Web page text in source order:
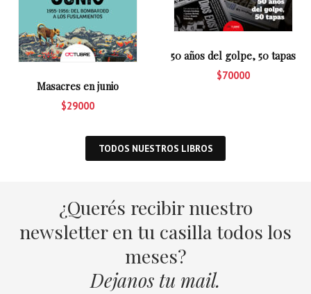
Masacres en junio
$29000
50 años del golpe, 50 tapas
$70000
TODOS NUESTROS LIBROS
¿Querés recibir nuestro
newsletter en tu casilla todos los
meses?
Dejanos tu mail.